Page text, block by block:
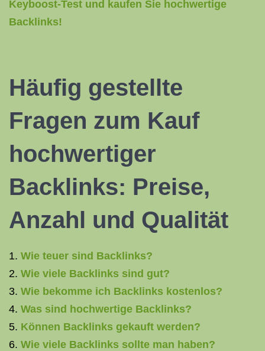
Keyboost-Test und kaufen Sie hochwertige
Backlinks!
Häufig gestellte
Fragen zum Kauf
hochwertiger
Backlinks: Preise,
Anzahl und Qualität
Wie teuer sind Backlinks?
Wie viele Backlinks sind gut?
Wie bekomme ich Backlinks kostenlos?
Was sind hochwertige Backlinks?
Können Backlinks gekauft werden?
Wie viele Backlinks sollte man haben?